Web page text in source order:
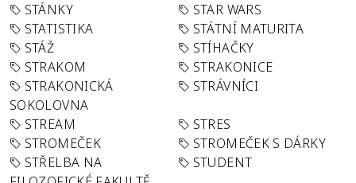
STÁNKY
STAR WARS
STATISTIKA
STÁTNÍ MATURITA
STÁŽ
STÍHAČKY
STRAKOM
STRAKONICE
STRAKONICKÁ
SOKOLOVNA
STRÁVNÍCI
STREAM
STRES
STROMEČEK
STROMEČEK S DÁRKY
STŘELBA NA
STUDENT